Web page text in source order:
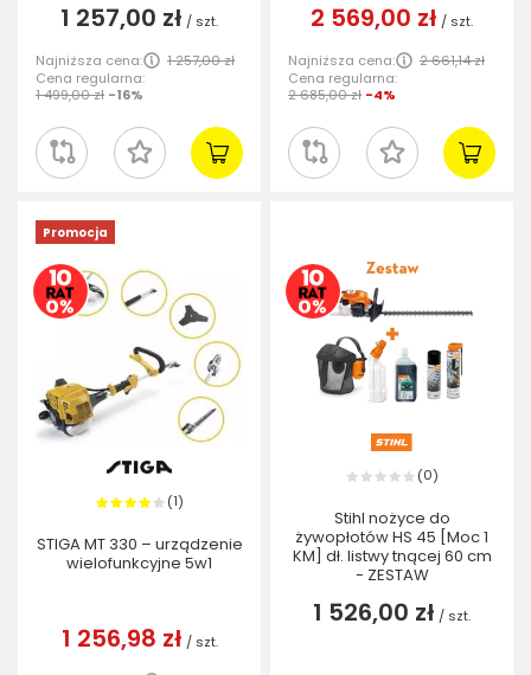
1 257,00 zł / szt.
Najniższa cena:
1 257,00 zł
Cena regularna:
1 499,00 zł -16%
2 569,00 zł / szt.
Najniższa cena:
2 661,14 zł
Cena regularna:
2 685,00 zł -4%
Promocja
(1)
STIGA MT 330 – urządzenie
wielofunkcyjne 5w1
1 256,98 zł / szt.
(0)
Stihl nożyce do
żywopłotów HS 45 [Moc 1
KM] dł. listwy tnącej 60 cm
- ZESTAW
1 526,00 zł / szt.